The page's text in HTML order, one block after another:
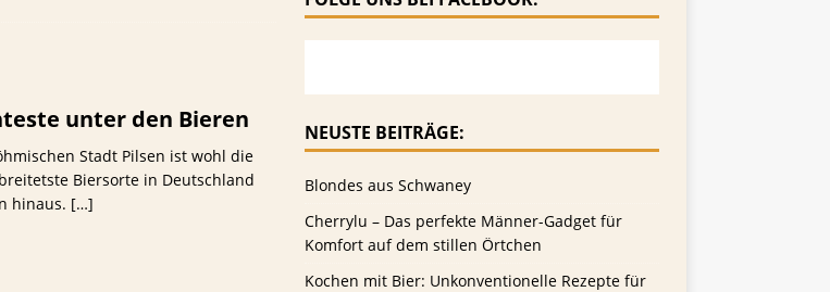
deutschen Stadien ausgeschenkt?
unter den Bieren
Stadt Pilsen ist wohl die
Biersorte in Deutschland
hinaus. […]
NEUSTE BEITRÄGE:
Blondes aus Schwaney
Cherrylu – Das perfekte Männer-Gadget für
Komfort auf dem stillen Örtchen
Kochen mit Bier: Unkonventionelle Rezepte für